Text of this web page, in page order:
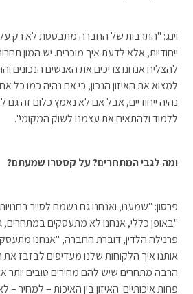
וינג: "התרבות של החברה מתבססת לא רק על
ייחודיות, אלא לדעת איך מוכרים. יש המון
להצליח אנחנו צריכים את האנשים הנכונים
למצוא את האיזון הנכון, כי אם נהיה כמו
נהיה ייחודיים, אבל אם לא נאמץ כלום זה גם
ללמוד ולהתאים את עצמנו לשוק המקומי".
ומה לגבי המתחרים? על קסטרו שמעתם?
פרסון: "שמענו, ואנחנו גם נשמח לסייר
"באופן כללי, אנחנו לא מתעסקים
פרנילה הלדין, דוברת החברה, "אנחנו
אותנו איך הלקוחות שלנו מעדיפים לבזבז
הרבה מתחרים שיש להם מחירים טובים יותר
פחות איכותיים. האיזון בין האיכות – למחיר –